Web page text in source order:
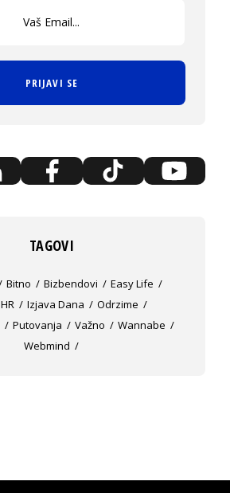
PRIJAVI SE
TAGOVI
Bitno Bizbendovi
Easy Life
HR Izjava Dana
Odrzime
Putovanja Važno
Wannabe
Webmind